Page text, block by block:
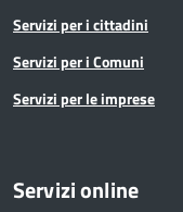
Servizi per i cittadini
Servizi per i Comuni
Servizi per le imprese
Servizi online